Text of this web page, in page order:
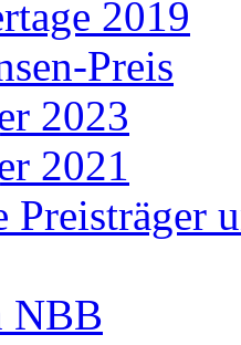
2019
Preis
2023
2021
Preisträger
NBB